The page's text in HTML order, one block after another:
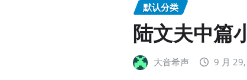
默认分类
陆文夫中篇
大音希声 9 月